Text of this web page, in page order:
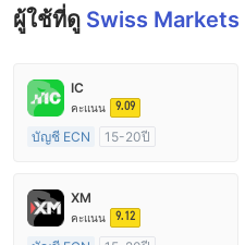
ผู้ใช้ที่ดู Swiss Markets
IC
คะแนน 9.09
บัญชี ECN
15-20ปี
ใบอนุญาต MT4 แบบเต็ม
XM
คะแนน 9.12